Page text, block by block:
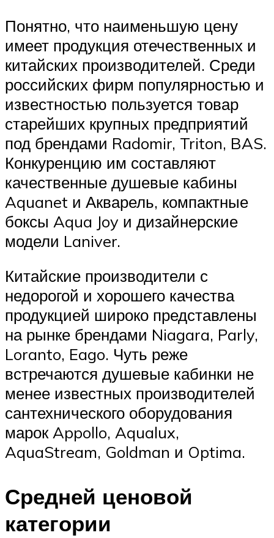
Понятно, что наименьшую цену
имеет продукция отечественных и
китайских производителей. Среди
российских фирм популярностью и
известностью пользуется товар
старейших крупных предприятий
под брендами Radomir, Triton, BAS.
Конкуренцию им составляют
качественные душевые кабины
Aquanet и Акварель, компактные
боксы Aqua Joy и дизайнерские
модели Laniver.
Китайские производители с
недорогой и хорошего качества
продукцией широко представлены
на рынке брендами Niagara, Parly,
Loranto, Eago. Чуть реже
встречаются душевые кабинки не
менее известных производителей
сантехнического оборудования
марок Appollo, Aqualux,
AquaStream, Goldman и Optima.
Средней ценовой
категории